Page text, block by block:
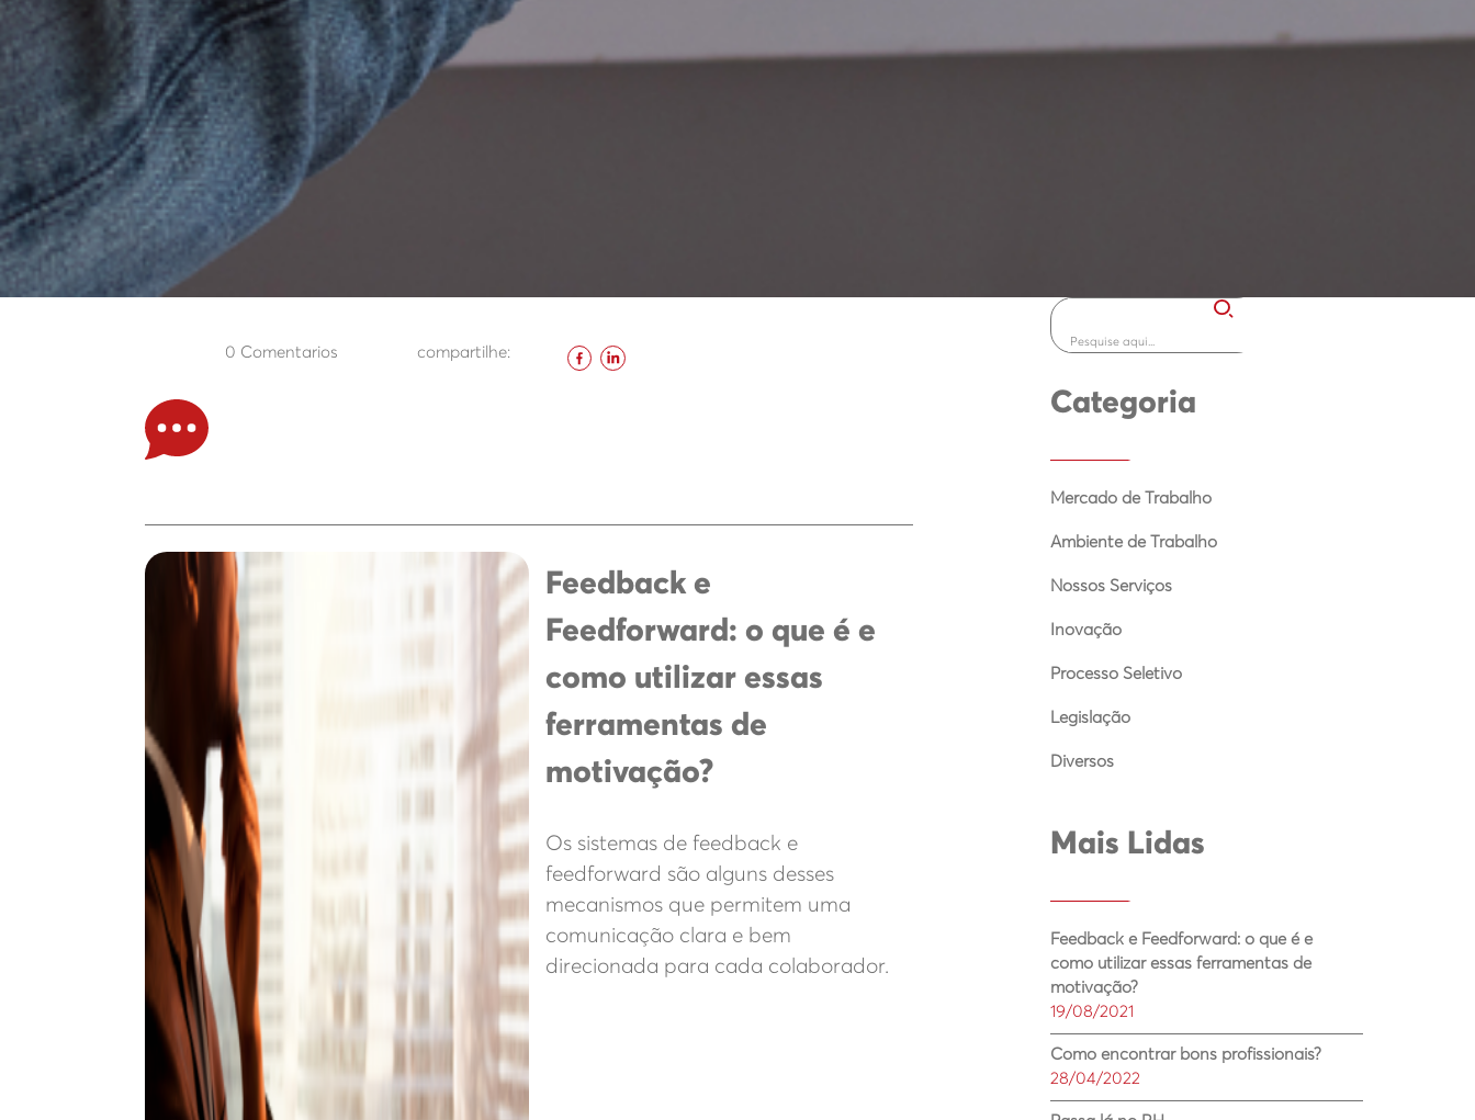
0 Comentarios compartilhe:
Feedback e
Feedforward: o que é e
como utilizar essas
ferramentas de
motivação?
Os sistemas de feedback e
feedforward são alguns desses
mecanismos que permitem uma
comunicação clara e bem
direcionada para cada colaborador.
Categoria
Mercado de Trabalho
Ambiente de Trabalho
Nossos Serviços
Inovação
Processo Seletivo
Legislação
Diversos
Mais Lidas
Feedback e Feedforward: o que é e
como utilizar essas ferramentas de
motivação?
19/08/2021
Como encontrar bons profissionais?
28/04/2022